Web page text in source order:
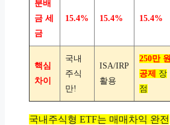
분배
금 세
금
15.4% 15.4% 15.4%
핵심
차이
국내
주식
만!
ISA/IRP
활용
250만 원
공제 장
점
국내주식형 ETF는 매매차익 완전